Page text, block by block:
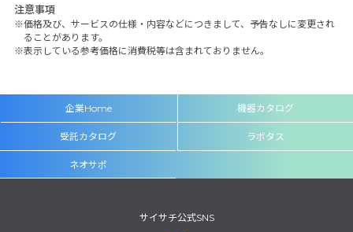
注意事項
価格及び、サービスの仕様・内容などにつきまして、予告なしに変更され
ることがあります。
表示している参考価格に消費税等は含まれておりません。
企業Home 機器カタログ
受託カタログ ラボタス
ネオサポ
サイサチ公式SNS